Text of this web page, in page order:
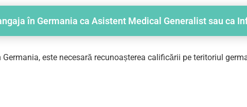
în Germania ca Asistent Medical Generalist sau ca
este necesară recunoașterea calificării pe teritoriul